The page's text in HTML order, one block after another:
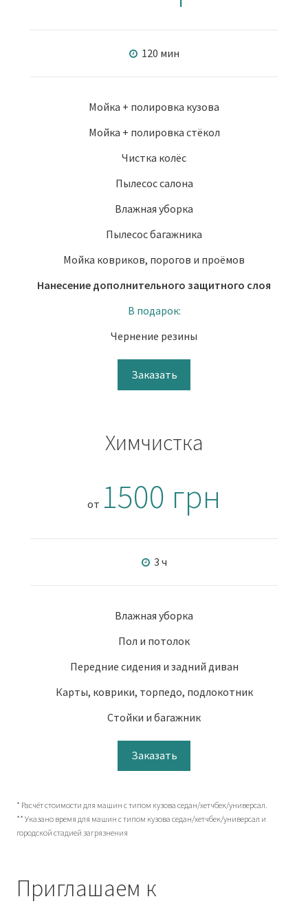
120 мин
Мойка + полировка кузова
Мойка + полировка стёкол
Чистка колёс
Пылесос салона
Влажная уборка
Пылесос багажника
Мойка ковриков, порогов и проёмов
Нанесение дополнительного защитного слоя
В подарок:
Чернение резины
Заказать
Химчистка
от 1500 грн
3 ч
Влажная уборка
Пол и потолок
Передние сидения и задний диван
Карты, коврики, торпедо, подлокотник
Стойки и багажник
Заказать
* Расчёт стоимости для машин с типом кузова седан/хетчбек/универсал.
** Указано время для машин с типом кузова седан/хетчбек/универсал и
городской стадией загрязнения
Приглашаем к